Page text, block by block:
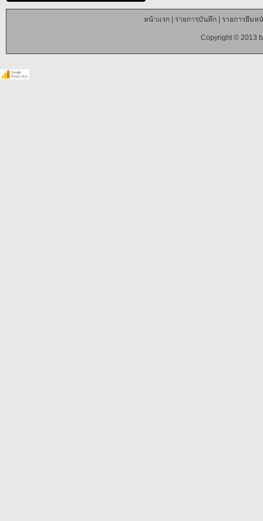
หน้าแรก| รายการบันทึก| รายการยืมห
Copyright © 2013